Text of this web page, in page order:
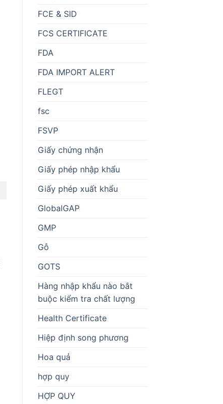
FCE & SID
FCS CERTIFICATE
FDA
FDA IMPORT ALERT
FLEGT
fsc
FSVP
Giấy chứng nhận
Giấy phép nhập khẩu
Giấy phép xuất khẩu
GlobalGAP
GMP
Gỗ
GOTS
Hàng nhập khẩu nào bắt
buộc kiểm tra chất lượng
Health Certificate
Hiệp định song phương
Hoa quả
hợp quy
HỢP QUY